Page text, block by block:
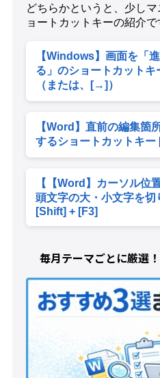
どちらかというと、少し
ョートカットキーの紹介
【Windows】画面を「
る」のショートカット
（または、[→]）
【Word】直前の編集箇
するショートカットキー
【【Word】カーソル位
頭文字の大・小文字を切
[Shift] + [F3]
毎月テーマごとに厳選！